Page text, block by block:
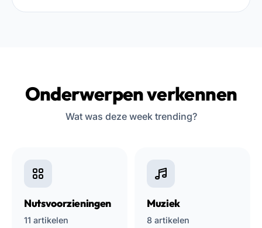
Onderwerpen verkennen
Wat was deze week trending?
Nutsvoorzieningen
11 artikelen
Muziek
8 artikelen